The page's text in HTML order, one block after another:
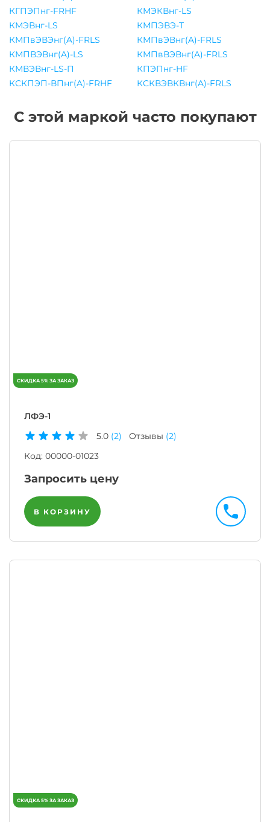
КГПЭПнг-FRHF
КМЭКВнг-LS
КМЭВнг-LS
КМПЭВЭ-Т
КМПвЭВЭнг(A)-FRLS
КМПвЭВнг(A)-FRLS
КМПВЭВнг(A)-LS
КМПвВЭВнг(A)-FRLS
КМВЭВнг-LS-П
КПЭПнг-HF
КСКПЭП-ВПнг(A)-FRHF
КСКВЭВКВнг(A)-FRLS
С этой маркой часто покупают
ЛФЭ-1
5.0 (2) Отзывы (2)
Код: 00000-01023
Запросить цену
В КОРЗИНУ